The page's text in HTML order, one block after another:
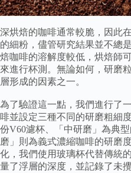
深烘焙的咖啡通常較脆，因此
的細粉，儘管研究結果並不總
焙咖啡的溶解度較低，烘焙師
來進行杯測。無論如何，研磨
層形成的因素之一。
為了驗證這一點，我們進行了
啡並設定三種不同的研磨粗細
份V60濾杯、「中研磨」為典
磨」則為義式濃縮咖啡的研磨
化，我們使用玻璃杯代替傳統
量了浮層的深度，並記錄了未